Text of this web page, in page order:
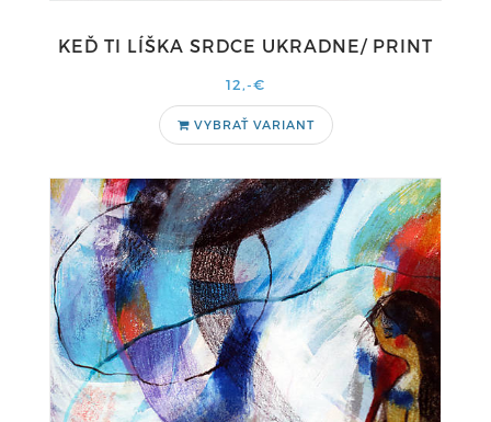
KEĎ TI LÍŠKA SRDCE UKRADNE/ PRINT
12,-€
VYBRAŤ VARIANT